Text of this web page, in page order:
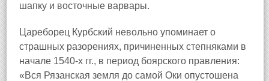
шапку и восточные варвары.
Цареборец Курбский невольно упоминает о
страшных разорениях, причиненных степняками в
начале 1540-х гг., в период боярского правления:
«Вся Рязанская земля до самой Оки опустошена